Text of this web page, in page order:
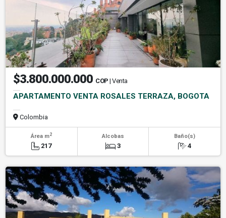
$3.800.000.000 COP | Venta
APARTAMENTO VENTA ROSALES TERRAZA, BOGOTA
Colombia
Área m2
217
Alcobas
3
Baño(s)
4